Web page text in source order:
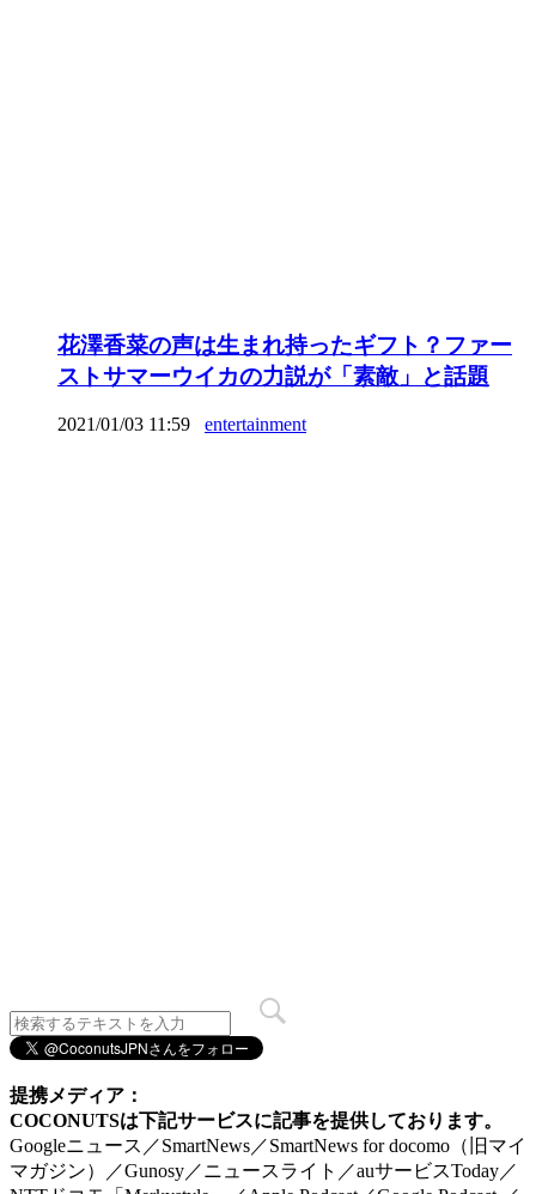
花澤香菜の声は生まれ持ったギフト？ファー
ストサマーウイカの力説が「素敵」と話題
2021/01/03 11:59 entertainment
提携メディア：
COCONUTSは下記サービスに記事を提供しております。
Googleニュース／SmartNews／SmartNews for docomo（旧マイ
マガジン）／Gunosy／ニュースライト／auサービスToday／